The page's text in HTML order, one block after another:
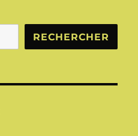
RECHERCHER